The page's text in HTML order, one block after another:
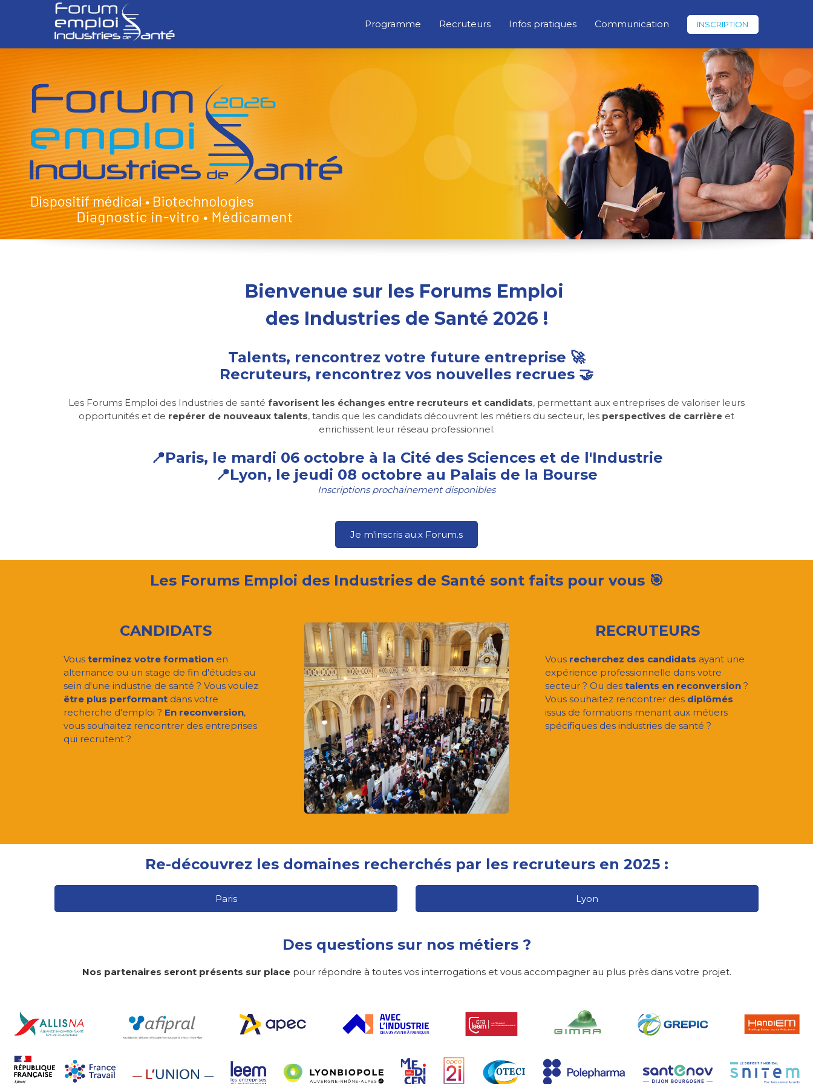
Programme Recruteurs Infos pratiques Communication INSCRIPTION
Bienvenue sur les Forums Emploi
des Industries de Santé 2026 !
Talents, rencontrez votre future entreprise 🚀
Recruteurs, rencontrez vos nouvelles recrues 🤝
Les Forums Emploi des Industries de santé favorisent les échanges entre recruteurs et candidats, permettant aux entreprises de valoriser leurs
opportunités et de repérer de nouveaux talents, tandis que les candidats découvrent les métiers du secteur, les perspectives de carrière et
enrichissent leur réseau professionnel.
📍Paris, le mardi 06 octobre à la Cité des Sciences et de l'Industrie
📍Lyon, le jeudi 08 octobre au Palais de la Bourse
Inscriptions prochainement disponibles
Je m'inscris au.x Forum.s
Les Forums Emploi des Industries de Santé sont faits pour vous 🎯
CANDIDATS
Vous terminez votre formation en
alternance ou un stage de fin d'études au
sein d'une industrie de santé ? Vous voulez
être plus performant dans votre
recherche d'emploi ? En reconversion,
vous souhaitez rencontrer des entreprises
qui recrutent ?
RECRUTEURS
Vous recherchez des candidats ayant une
expérience professionnelle dans votre
secteur ? Ou des talents en reconversion ?
Vous souhaitez rencontrer des diplômés
issus de formations menant aux métiers
spécifiques des industries de santé ?
Re-découvrez les domaines recherchés par les recruteurs en 2025 :
Paris Lyon
Des questions sur nos métiers ?
Nos partenaires seront présents sur place pour répondre à toutes vos interrogations et vous accompagner au plus près dans votre projet.